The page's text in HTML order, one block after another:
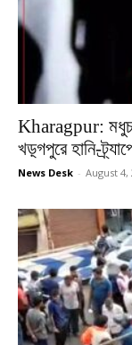
Kharagpur:
খড়্গপুরে হানি-
News Desk - August 4,